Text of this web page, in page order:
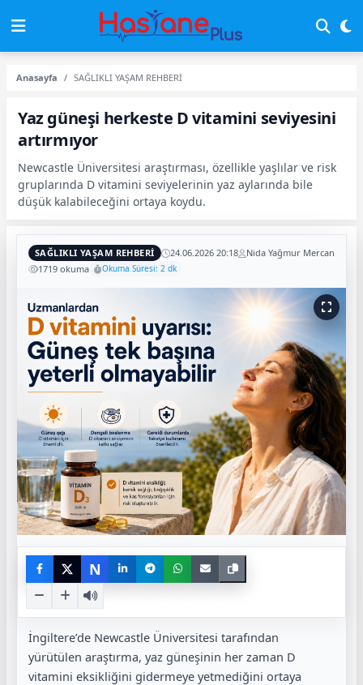
Anasayfa SAĞLIKLI YAŞAM REHBERİ
Yaz güneşi herkeste D vitamini seviyesini
artırmıyor
Newcastle Üniversitesi araştırması, özellikle yaşlılar ve risk
gruplarında D vitamini seviyelerinin yaz aylarında bile
düşük kalabileceğini ortaya koydu.
SAĞLIKLI YAŞAM REHBERİ 24.06.2026 20:18
Nida Yağmur Mercan
1719 okuma
Okuma Süresi: 2 dk
N
İngiltere’de Newcastle Üniversitesi tarafından
yürütülen araştırma, yaz güneşinin her zaman D
vitamini eksikliğini gidermeye yetmediğini ortaya